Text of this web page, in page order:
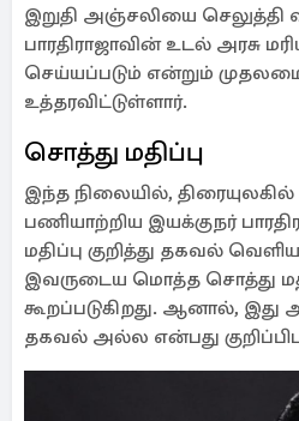
இறுதி அஞ்சலியை செலுத்தி
பாரதிராஜாவின் உடல் அரசு
செய்யப்படும் என்றும்
உத்தரவிட்டுள்ளார்.
சொத்து மதிப்பு
இந்த நிலையில்,
பணியாற்றிய இயக்குநர்
மதிப்பு குறித்து தகவல்
இவருடைய மொத்த சொத்து
கூறப்படுகிறது. ஆனால், இது
தகவல் அல்ல என்பது